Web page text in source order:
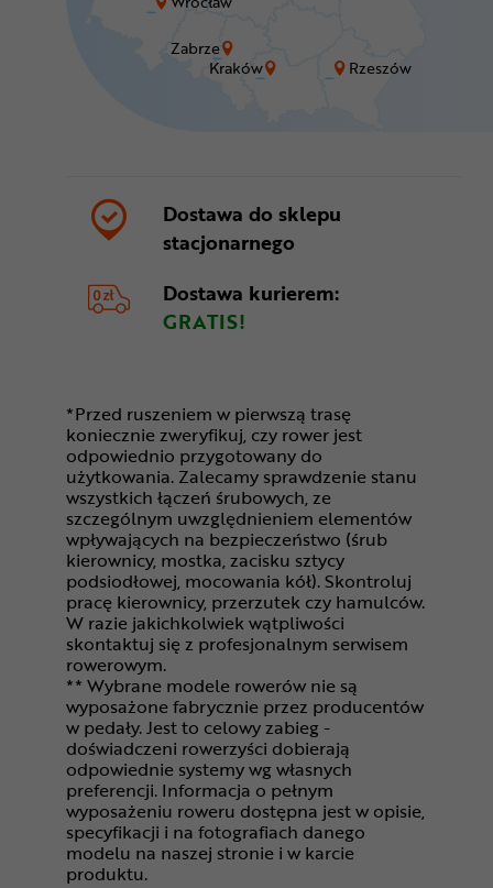
Kraków Rzeszów
Zabrze
Dostawa do sklepu
stacjonarnego
Dostawa kurierem:
GRATIS!
*Przed ruszeniem w pierwszą trasę
koniecznie zweryfikuj, czy rower jest
odpowiednio przygotowany do
użytkowania. Zalecamy sprawdzenie stanu
wszystkich łączeń śrubowych, ze
szczególnym uwzględnieniem elementów
wpływających na bezpieczeństwo (śrub
kierownicy, mostka, zacisku sztycy
podsiodłowej, mocowania kół). Skontroluj
pracę kierownicy, przerzutek czy hamulców.
W razie jakichkolwiek wątpliwości
skontaktuj się z profesjonalnym serwisem
rowerowym.
** Wybrane modele rowerów nie są
wyposażone fabrycznie przez producentów
w pedały. Jest to celowy zabieg -
doświadczeni rowerzyści dobierają
odpowiednie systemy wg własnych
preferencji. Informacja o pełnym
wyposażeniu roweru dostępna jest w opisie,
specyfikacji i na fotografiach danego
modelu na naszej stronie i w karcie
produktu.